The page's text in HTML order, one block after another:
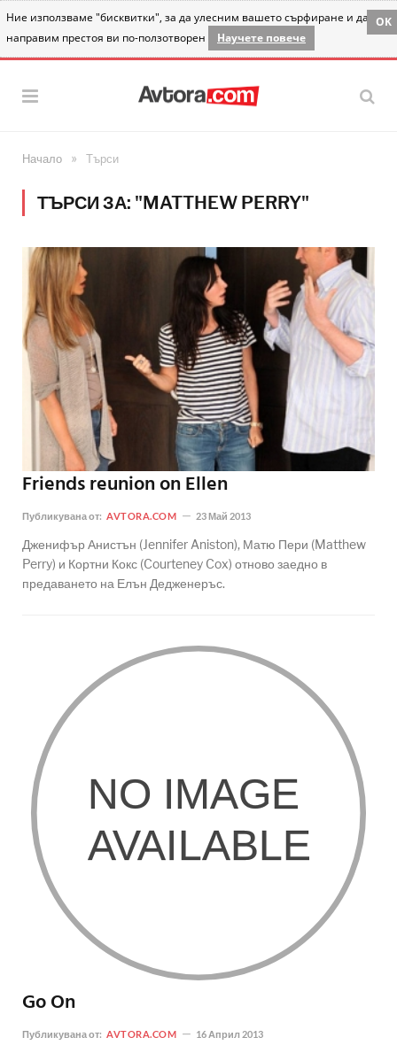
Ние използваме "бисквитки", за да улесним вашето сърфиране и да
направим престоя ви по-ползотворен
Научете повече
OK
Начало » Търси
ТЪРСИ ЗА: "MATTHEW PERRY"
Friends reunion on Ellen
Публикувана от: AVTORA.COM 23 Май 2013
Дженифър Анистън (Jennifer Aniston), Матю Пери (Matthew
Perry) и Кортни Кокс (Courteney Cox) отново заедно в
предаването на Елън Дедженеръс.
Go On
Публикувана от: AVTORA.COM 16 Април 2013